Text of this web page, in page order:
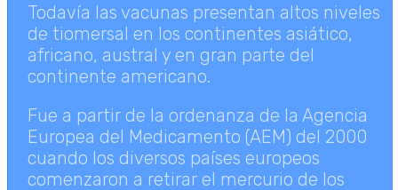
Todavía las vacunas presentan altos niveles
de tiomersal en los continentes asiático,
africano, austral y en gran parte del
continente americano.
Fue a partir de la ordenanza de la Agencia
Europea del Medicamento (AEM) del 2000
cuando los diversos países europeos
comenzaron a retirar el mercurio de los